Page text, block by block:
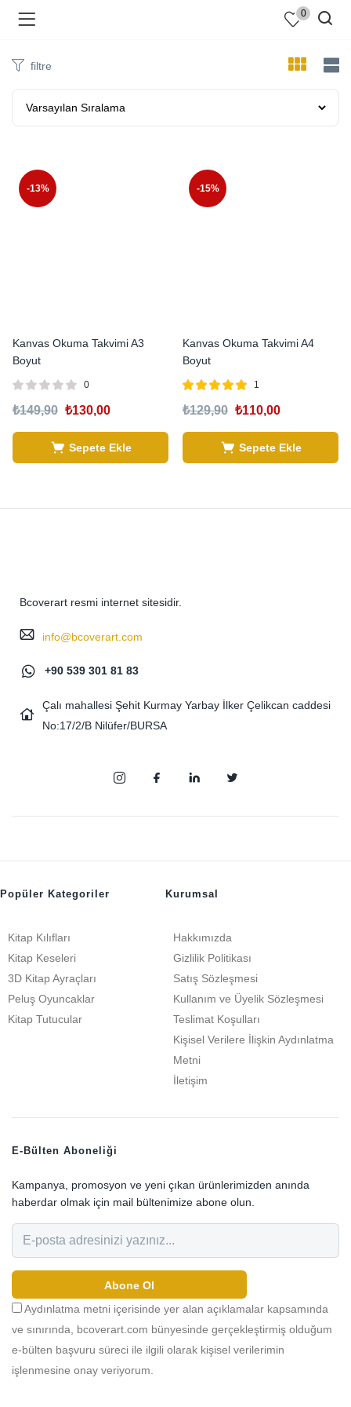
0
filtre
-13%
Kanvas Okuma Takvimi A3
Boyut
0
₺149,90 ₺130,00
Sepete Ekle
-15%
Kanvas Okuma Takvimi A4
Boyut
5.00
1
₺129,90 ₺110,00
Sepete Ekle
Bcoverart resmi internet sitesidir.
info@bcoverart.com
+90 539 301 81 83
Çalı mahallesi Şehit Kurmay Yarbay İlker Çelikcan caddesi
No:17/2/B Nilüfer/BURSA
Popüler Kategoriler
Kitap Kılıfları
Kitap Keseleri
3D Kitap Ayraçları
Peluş Oyuncaklar
Kitap Tutucular
Kurumsal
Hakkımızda
Gizlilik Politikası
Satış Sözleşmesi
Kullanım ve Üyelik Sözleşmesi
Teslimat Koşulları
Kişisel Verilere İlişkin Aydınlatma
Metni
İletişim
E-Bülten Aboneliği
Kampanya, promosyon ve yeni çıkan ürünlerimizden anında
haberdar olmak için mail bültenimize abone olun.
Abone Ol
Aydınlatma metni içerisinde yer alan açıklamalar kapsamında
ve sınırında, bcoverart.com bünyesinde gerçekleştirmiş olduğum
e-bülten başvuru süreci ile ilgili olarak kişisel verilerimin
işlenmesine onay veriyorum.